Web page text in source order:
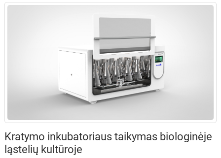
Kratymo inkubatoriaus taikymas biologinėje
ląstelių kultūroje